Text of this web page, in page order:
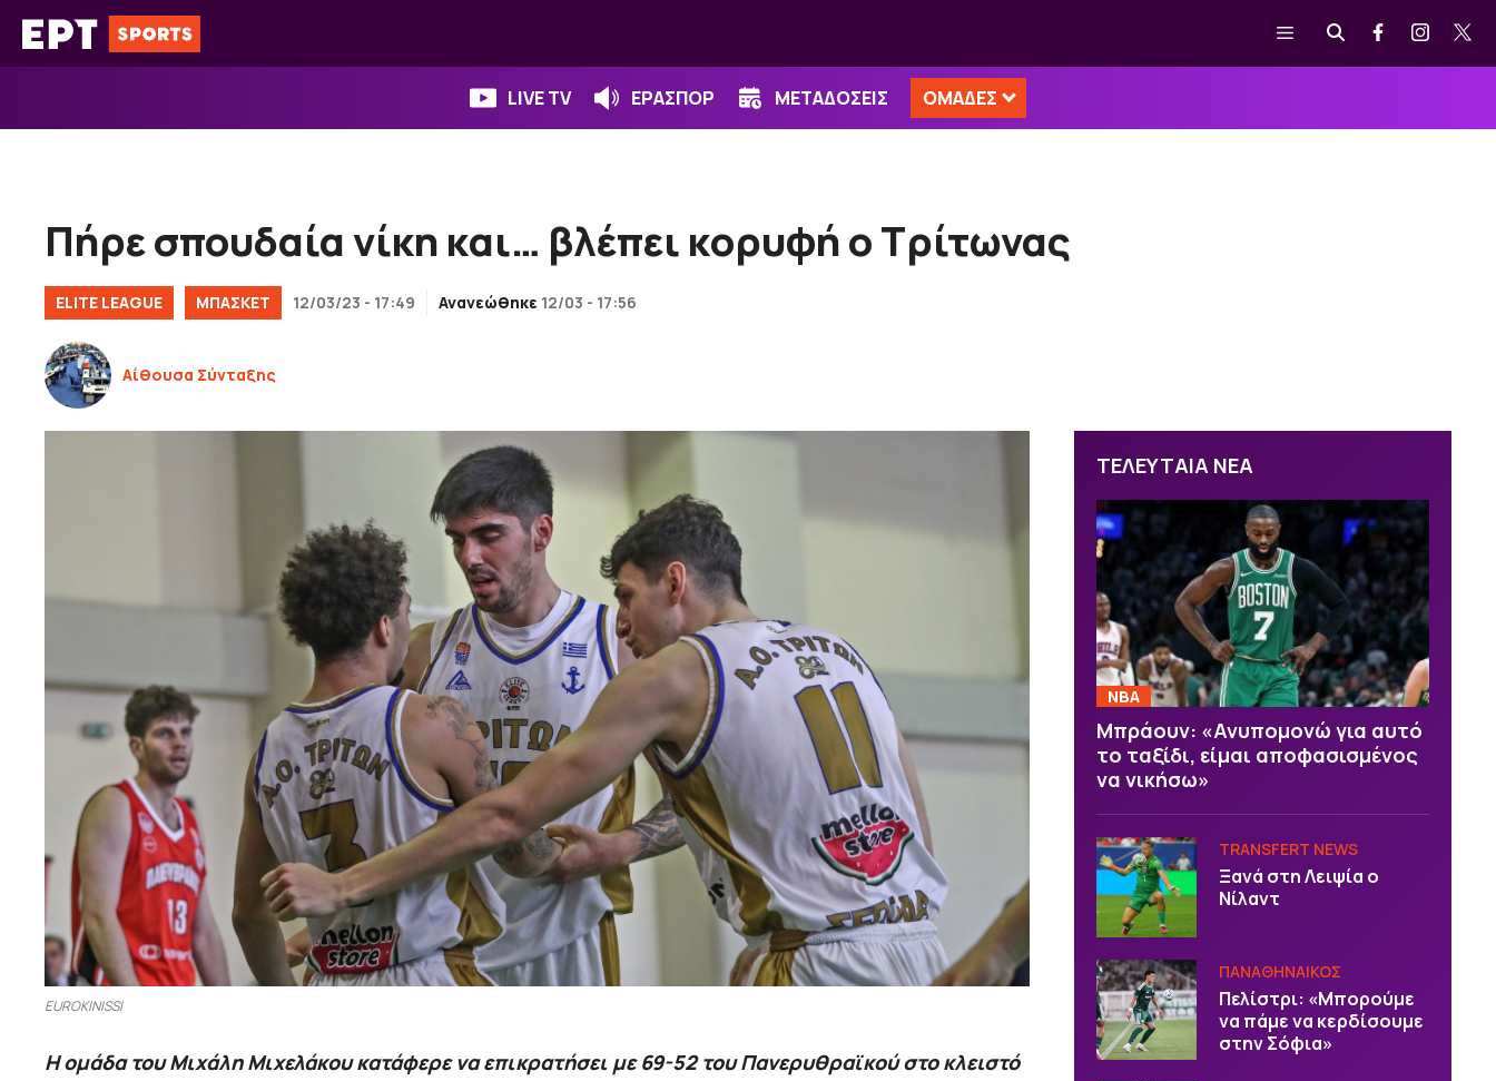
Μετάβαση
σε
Μενού
LIVE TV ΕΡΑΣΠΟΡ ΜΕΤΑΔΟΣΕΙΣ ΟΜΑΔΕΣ
Πήρε σπουδαία νίκη και… βλέπει κορυφή ο Τρίτωνας
ELITE LEAGUE ΜΠΑΣΚΕΤ 12/03/23 - 17:49 Ανανεώθηκε 12/03 - 17:56
Αίθουσα Σύνταξης
EUROKINISSI
Η ομάδα του Μιχάλη Μιχελάκου κατάφερε να επικρατήσει με 69-52 του Πανερυθραϊκού στο κλειστό
ΤΕΛΕΥΤΑΙΑ ΝΕΑ
NBA
Μπράουν: «Ανυπομονώ για αυτό
το ταξίδι, είμαι αποφασισμένος
να νικήσω»
TRANSFERT NEWS
Ξανά στη Λειψία ο
Νίλαντ
ΠΑΝΑΘΗΝΑΙΚΟΣ
Πελίστρι: «Μπορούμε
να πάμε να κερδίσουμε
στην Σόφια»